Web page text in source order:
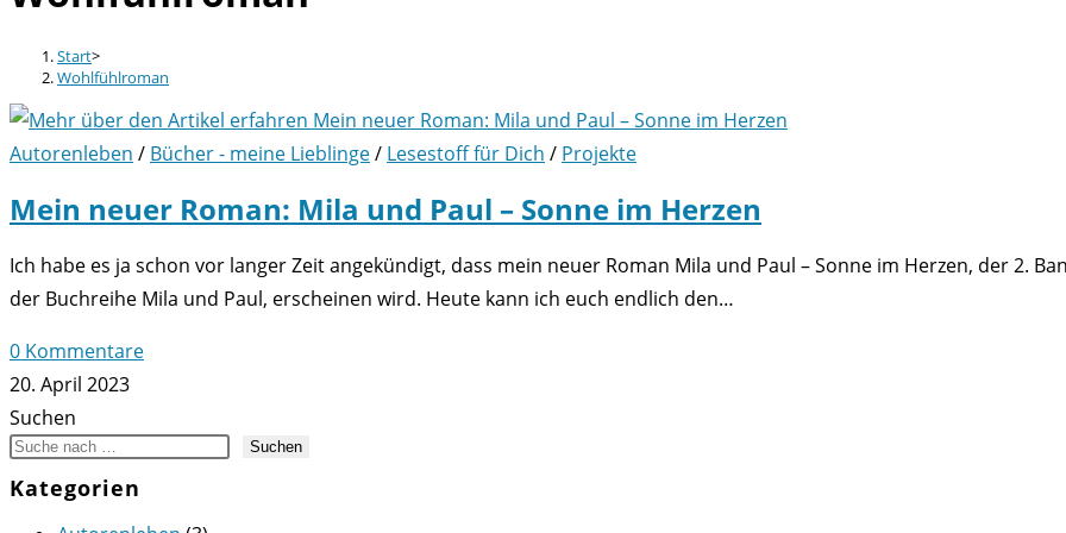
Start>
Wohlfühlroman
Autorenleben / Bücher - meine Lieblinge/ Lesestoff für Dich / Projekte
Mein neuer Roman: Mila und Paul – Sonne im Herzen
Ich habe es ja schon vor langer Zeit angekündigt, dass mein neuer Roman Mila und Paul – Sonne im Herzen, der 2.
der Buchreihe Mila und Paul, erscheinen wird. Heute kann ich euch endlich den…
0 Kommentare
20. April 2023
Suchen
Suchen
Kategorien